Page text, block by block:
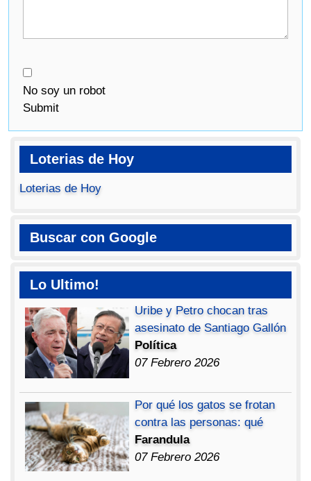
No soy un robot
Submit
Loterias de Hoy
Loterias de Hoy
Buscar con Google
Lo Ultimo!
Uribe y Petro chocan tras
asesinato de Santiago Gallón
Política
07 Febrero 2026
Por qué los gatos se frotan
contra las personas: qué
Farandula
07 Febrero 2026